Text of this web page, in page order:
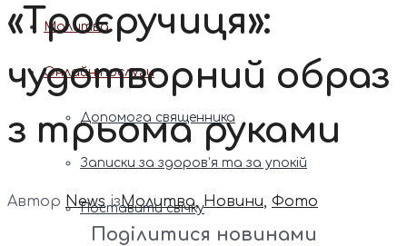
Молитва
Онлайн послуги
Допомога священника
Записки за здоров’я та за упокій
Поставити свічку
«Троєручиця»:
чудотворний образ
з трьома руками
Автор News ізМолитва,Новини, Фото
Поділитися новинами